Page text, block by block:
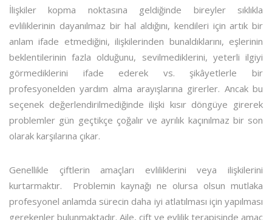
İlişkiler kopma noktasına geldiğinde bireyler sıklıkla
evliliklerinin dayanılmaz bir hal aldığını, kendileri için artık bir
anlam ifade etmediğini, ilişkilerinden bunaldıklarını, eşlerinin
beklentilerinin fazla olduğunu, sevilmediklerini, yeterli ilgiyi
görmediklerini ifade ederek vs. şikâyetlerle bir
profesyonelden yardım alma arayışlarına girerler. Ancak bu
seçenek değerlendirilmediğinde ilişki kısır döngüye girerek
problemler gün geçtikçe çoğalır ve ayrılık kaçınılmaz bir son
olarak karşılarına çıkar.
Genellikle çiftlerin amaçları evliliklerini veya ilişkilerini
kurtarmaktır. Problemin kaynağı ne olursa olsun mutlaka
profesyonel anlamda sürecin daha iyi atlatılması için yapılması
gerekenler bulunmaktadır. Aile, çift ve evlilik terapisinde amaç